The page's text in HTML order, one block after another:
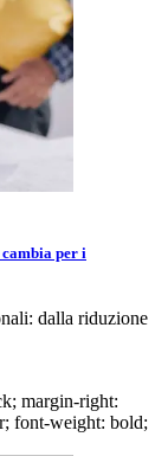
per i
dalla riduzione
margin-right:
font-weight: bold;